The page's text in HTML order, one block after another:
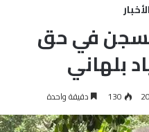
في حق
بلهاني
130 دقيقة واحدة